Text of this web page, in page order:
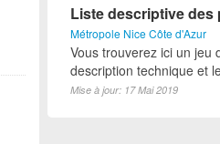
Liste descriptive
Métropole Nice Côte d'Azur
Vous trouverez ici un jeu
description technique et
Mise à jour: 17 Mai 2019